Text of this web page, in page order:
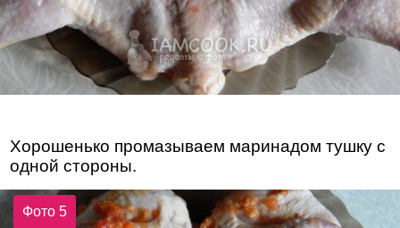
Хорошенько промазываем маринадом тушку с
одной стороны.
Фото 5